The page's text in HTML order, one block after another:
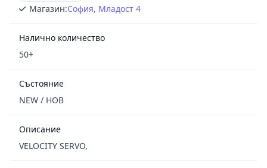
Магазин:София, Младост 4
Налично количество
50+
Състояние
NEW / НОВ
Описание
VELOCITY SERVO,